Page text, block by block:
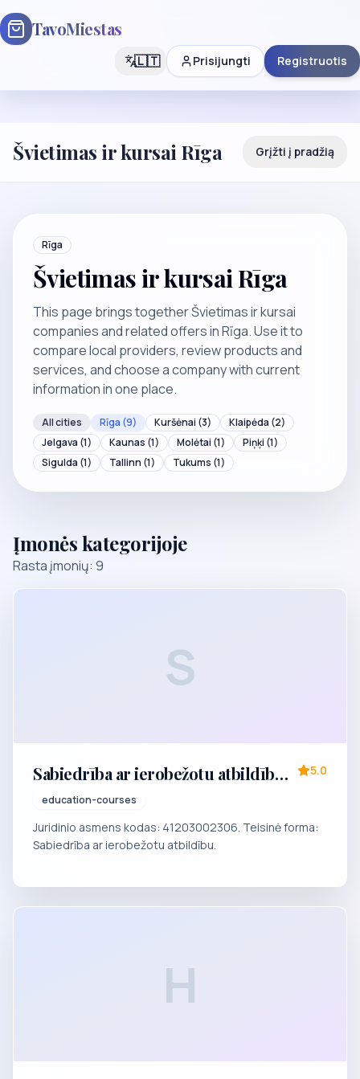
TavoMiestas
🇱🇹 Prisijungti Registruotis
Švietimas ir kursai Rīga Grįžti į pradžią
Rīga
Švietimas ir kursai Rīga
This page brings together Švietimas ir kursai
companies and related offers in Rīga. Use it to
compare local providers, review products and
services, and choose a company with current
information in one place.
All cities Rīga (9) Kuršėnai (3) Klaipėda (2)
Jelgava (1) Kaunas (1) Molėtai (1) Piņķi (1)
Sigulda (1) Tallinn (1) Tukums (1)
Įmonės kategorijoje
Rasta įmonių: 9
S
Sabiedrība ar ierobežotu atbildību
"Skola-studija "Create in Riga""
education-courses
5.0
Juridinio asmens kodas: 41203002306. Teisinė forma:
Sabiedrība ar ierobežotu atbildību.
H